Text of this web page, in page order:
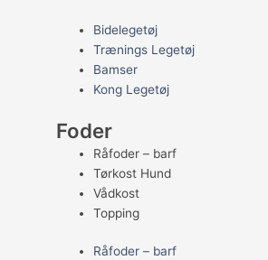
Bidelegetøj
Trænings Legetøj
Bamser
Kong Legetøj
Foder
Råfoder – barf
Tørkost Hund
Vådkost
Topping
Råfoder – barf